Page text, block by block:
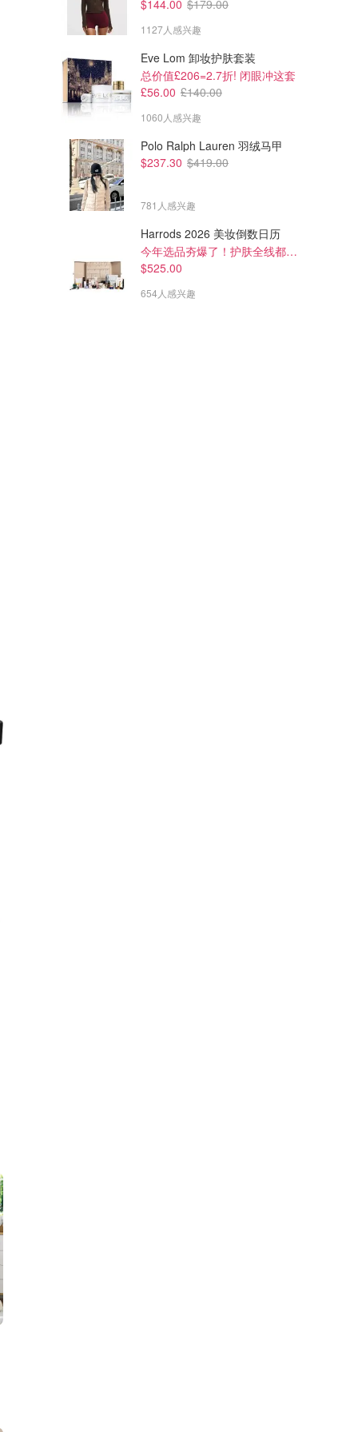
$19.99
Oral-B 3D White 密集美白牙膏
Amazon澳洲亚马逊
$4.99 $9.99
Amazon澳洲亚马逊
$144.00 $179.00
1127人感兴趣
Eve Lom 卸妆护肤套装
总价值£206=2.7折! 闭眼冲这套
£56.00 £140.00
1060人感兴趣
Polo Ralph Lauren 羽绒马甲
$237.30 $419.00
781人感兴趣
Harrods 2026 美妆倒数日历
今年选品夯爆了！护肤全线都很绝
$525.00
654人感兴趣